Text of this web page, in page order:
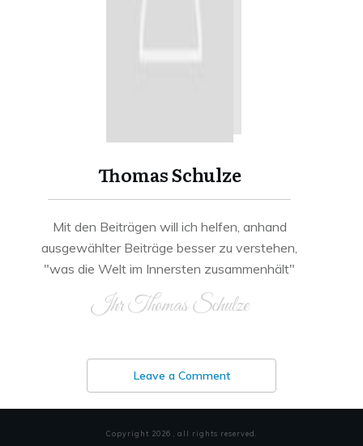
Thomas Schulze
Mit den Beiträgen will ich helfen, anhand
ausgewählter Beiträge besser zu verstehen,
"was die Welt im Innersten zusammenhält"
Ihr Thomas Schulze
Leave a Comment
Copyright 2026 , all rights reserved.